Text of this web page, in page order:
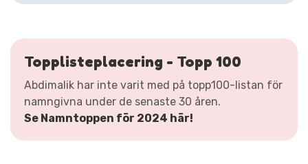
Topplisteplacering - Topp 100
Abdimalik har inte varit med på topp100-listan för
namngivna under de senaste 30 åren.
Se Namntoppen för 2024 här!